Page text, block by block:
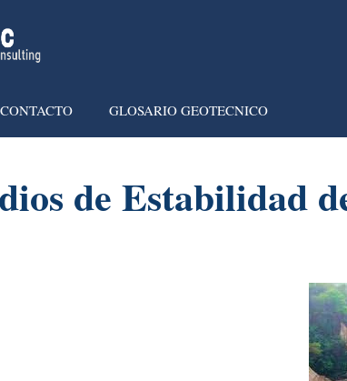
CONTACTO GLOSARIO GEOTECNICO
de Estabilidad